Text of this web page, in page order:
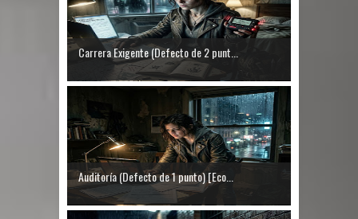
Carrera Exigente (Defecto de 2 punt...
Auditoría (Defecto de 1 punto) [Eco...